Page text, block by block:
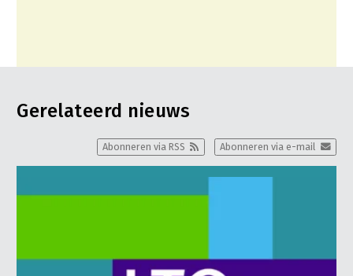
Gerelateerd nieuws
Abonneren via e-mail
Abonneren via RSS